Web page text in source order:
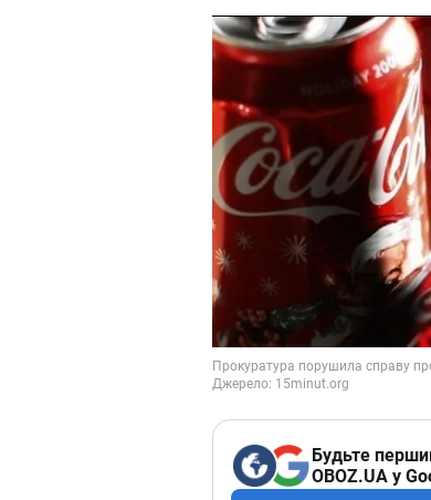
Будьте
OBOZ.UA у